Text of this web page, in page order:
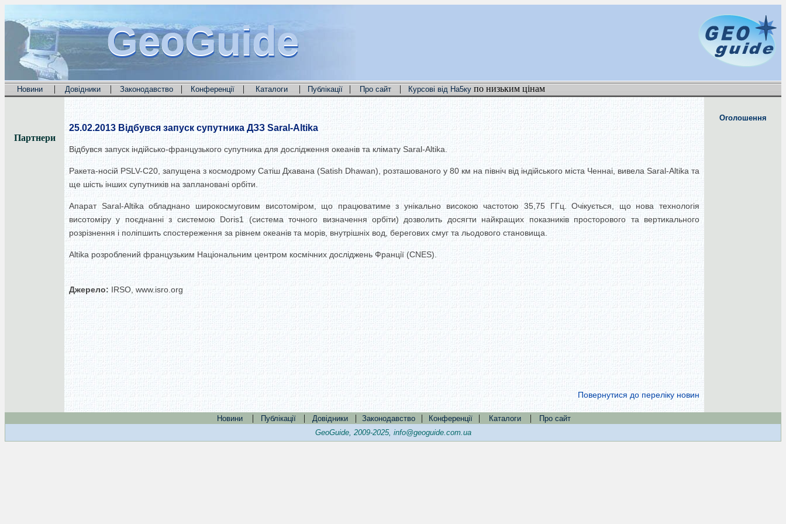
GeoGuide
GeoGuide
GeoGuide
Новини | Довідники | Законодавство | Конференції | Каталоги | Публікації | Про сайт | Курсові від На5ку по низьким цінам
Партнери
25.02.2013 Відбувся запуск супутника ДЗЗ Saral-Altika
Відбувся запуск індійсько-французького супутника для дослідження океанів та клімату Saral-Altika.
Ракета-носій PSLV-C20, запущена з космодрому Сатіш Дхавана (Satish Dhawan), розташованого у 80 км на північ від індійського міста Ченнаі, вивела Saral-Altika та
ще шість інших супутників на заплановані орбіти.
Апарат Saral-Altika обладнано широкосмуговим висотоміром, що працюватиме з унікально високою частотою 35,75 ГГц. Очікується, що нова технологія
висотоміру у поєднанні з системою Doris1 (система точного визначення орбіти) дозволить досягти найкращих показників просторового та вертикального
розрізнення і поліпшить спостереження за рівнем океанів та морів, внутрішніх вод, берегових смуг та льодового становища.
Altika розроблений французьким Національним центром космічних досліджень Франції (CNES).
Джерело: IRSO, www.isro.org
Повернутися до переліку новин
Оголошення
Новини | Публікації | Довідники | Законодавство | Конференції | Каталоги |
Про сайт
GeoGuide, 2009-2025, info@geoguide.com.ua